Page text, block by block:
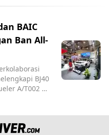
BAIC
Ban All-
BJ40
A/T002 di